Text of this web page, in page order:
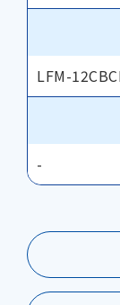
LFM-
-